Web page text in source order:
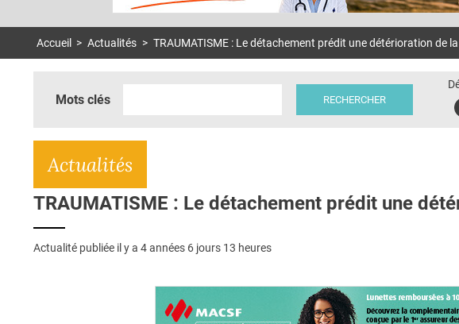
Accueil > Actualités > TRAUMATISME : Le détachement prédit une détérioration de
Mots clés
Actualités
TRAUMATISME : Le détachement prédit une
Actualité publiée il y a 4 années 6 jours 13 heures